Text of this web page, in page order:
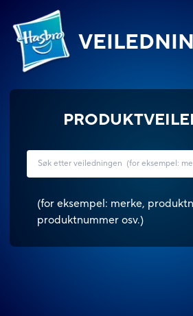
(for eksempel: merke,
produktnummer osv.)